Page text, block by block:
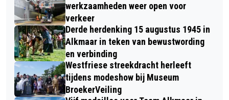
werkzaamheden weer open voor
verkeer
Derde herdenking 15 augustus 1945 in
Alkmaar in teken van bewustwording
en verbinding
Westfriese streekdracht herleeft
tijdens modeshow bij Museum
BroekerVeiling